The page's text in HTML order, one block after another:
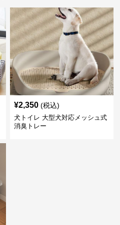
¥2,350 (税込)
犬トイレ 大型犬対応メッシュ式
消臭トレー